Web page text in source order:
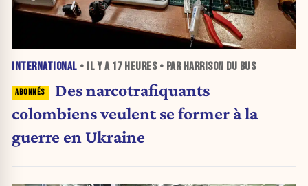
INTERNATIONAL • IL Y A 17 HEURES• PAR HARRISON DU BUS
Des narcotrafiquants
colombiens veulent se former à la
guerre en Ukraine